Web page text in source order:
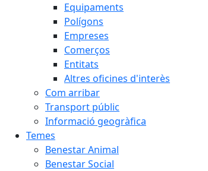
Equipaments
Polígons
Empreses
Comerços
Entitats
Altres oficines d'interès
Com arribar
Transport públic
Informació geogràfica
Temes
Benestar Animal
Benestar Social